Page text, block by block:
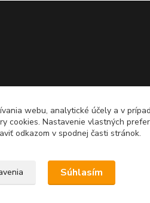
webu, analytické účely a v
cookies. Nastavenie vlastných
odkazom v spodnej časti stránok.
Súhlasím